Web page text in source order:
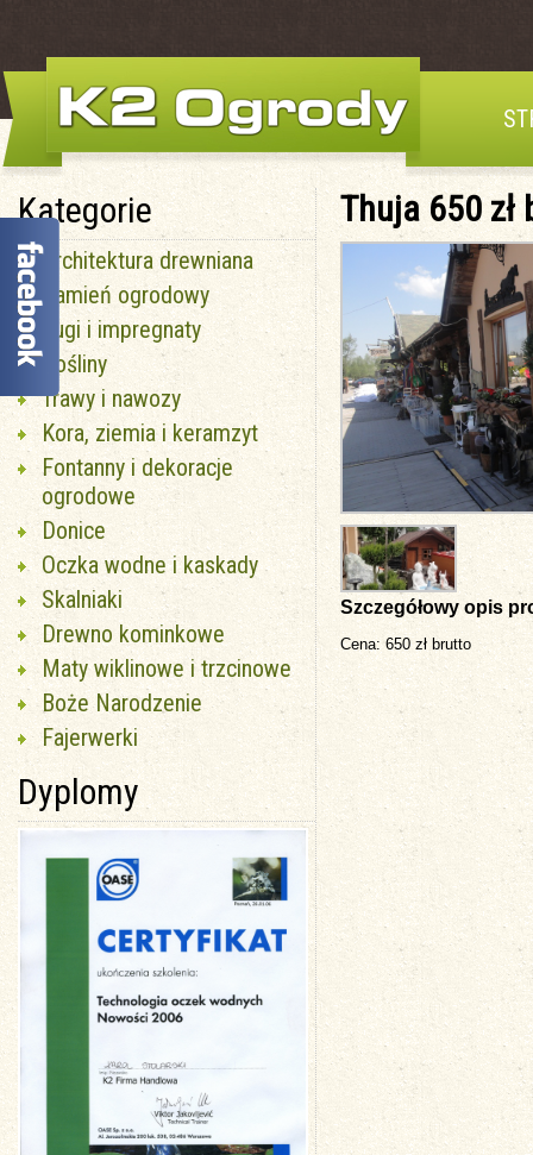
Kategorie
Architektura drewniana
Kamień ogrodowy
Fugi i impregnaty
Rośliny
Trawy i nawozy
Kora, ziemia i keramzyt
Fontanny i dekoracje
ogrodowe
Donice
Oczka wodne i kaskady
Skalniaki
Drewno kominkowe
Maty wiklinowe i trzcinowe
Boże Narodzenie
Fajerwerki
Dyplomy
Thuja 650 zł
Szczegółowy opis
Cena: 650 zł brutto